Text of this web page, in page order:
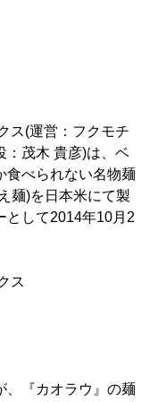
ス(運営：フクモチ
：茂木 貴彦)は、ベ
食べられない名物麺
麺)を日本米にて製
として2014年10月2
ス
、『カオラウ』の麺